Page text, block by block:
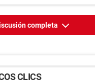
completa
CLICS